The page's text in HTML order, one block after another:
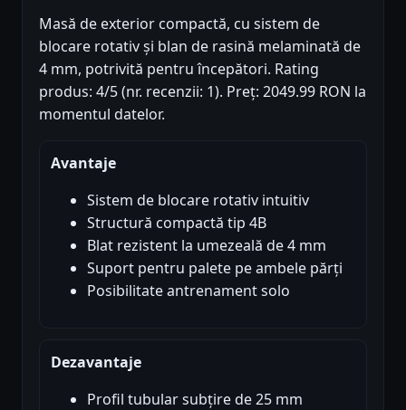
Masă de exterior compactă, cu sistem de
blocare rotativ și blan de rasină melaminată de
4 mm, potrivită pentru începători. Rating
produs: 4/5 (nr. recenzii: 1). Preț: 2049.99 RON la
momentul datelor.
Avantaje
Sistem de blocare rotativ intuitiv
Structură compactă tip 4B
Blat rezistent la umezeală de 4 mm
Suport pentru palete pe ambele părți
Posibilitate antrenament solo
Dezavantaje
Profil tubular subțire de 25 mm